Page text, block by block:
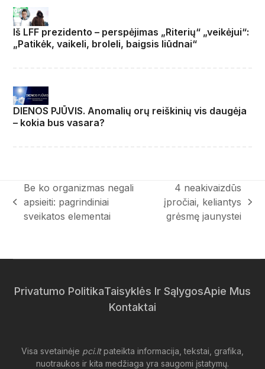
Iš LFF prezidento – perspėjimas „Riterių“ „veikėjui“:
„Patikėk, vaikeli, broleli, baigsis liūdnai“
DIENOS PJŪVIS. Anomalių orų reiškinių vis daugėja
– kokia bus vasara?
previous
post:
Be ko organizmas negali
apsieiti: pagrindiniai
sveikatos elementai
next
post:
4 neakivaizdūs
įpročiai, keliantys
grėsmę jaunystei
Privatumo PolitikaTaisyklės Ir SąlygosApie Mus
Kontaktai
Visa svetainėje pci.ltpateikta informacija, tekstai, grafika,
nuotraukos ir kita medžiaga yra saugomi įstatymų.